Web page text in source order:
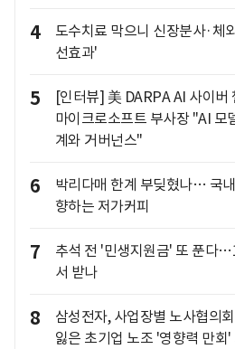
4
도수치료 막으니 신장분사·
선효과'
5
[인터뷰] 美 DARPA AI 사이버
마이크로소프트 부사장 "AI 모
계와 거버넌스"
6
박리다매 한계 부딪혔나… 국
향하는 저가커피
7
추석 전 '민생지원금' 또 푼다
서 받나
8
삼성전자, 사업장별 노사협의
잃은 초기업 노조 '영향력 만회'